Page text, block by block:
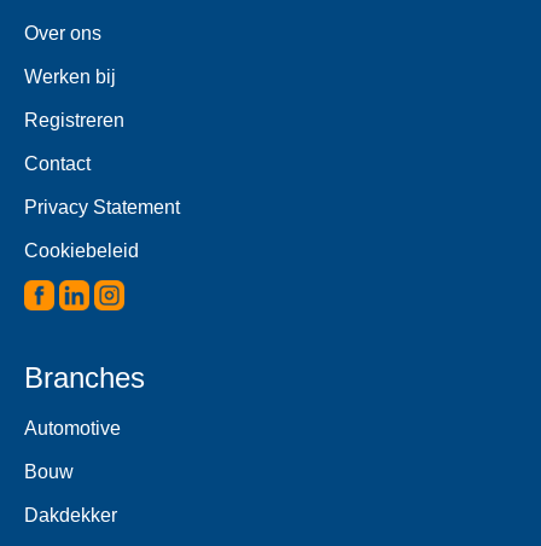
Over ons
Werken bij
Registreren
Contact
Privacy Statement
Cookiebeleid
Branches
Automotive
Bouw
Dakdekker